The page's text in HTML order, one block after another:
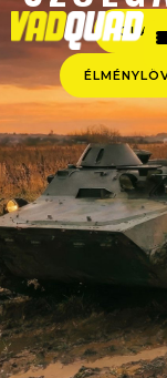
QUAD